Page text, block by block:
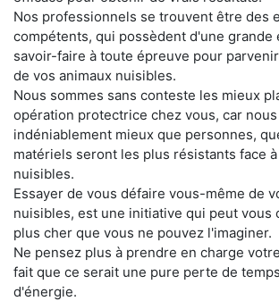
Nos professionnels se trouvent être des
compétents, qui possèdent d'une grande
savoir-faire à toute épreuve pour
de vos animaux nuisibles.
Nous sommes sans conteste les mieux
opération protectrice chez vous, car
indéniablement mieux que personnes,
matériels seront les plus résistants face
nuisibles.
Essayer de vous défaire vous-même de
nuisibles, est une initiative qui peut vous
plus cher que vous ne pouvez l'imaginer.
Ne pensez plus à prendre en charge
fait que ce serait une pure perte de
d'énergie.